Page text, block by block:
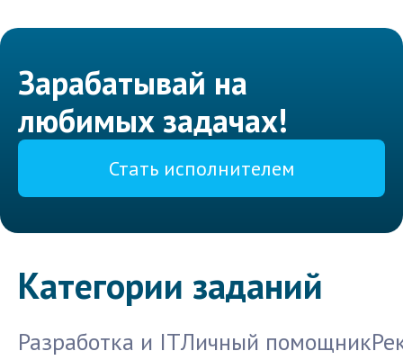
Зарабатывай на
любимых задачах!
Стать исполнителем
Категории заданий
Разработка и ITЛичный помощник